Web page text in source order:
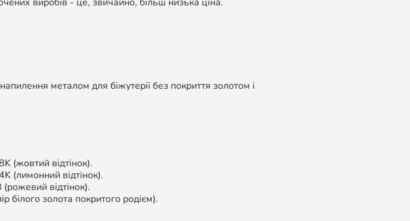
металом для біжутерії без покриття золотом і
(жовтий відтінок).
(лимонний відтінок).
відтінок).
білого золота покритого родієм).